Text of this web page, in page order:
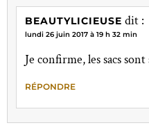
BEAUTYLICIEUSE dit :
lundi 26 juin 2017 à 19 h 32 min
Je confirme, les sacs
RÉPONDRE